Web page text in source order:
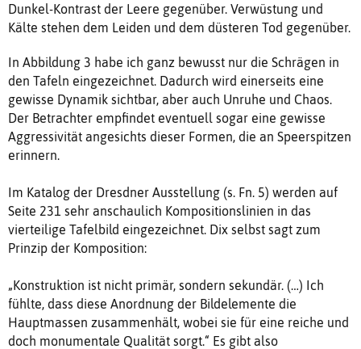
Dunkel-Kontrast der Leere gegenüber. Verwüstung und
Kälte stehen dem Leiden und dem düsteren Tod gegenüber.
In Abbildung 3 habe ich ganz bewusst nur die Schrägen in
den Tafeln eingezeichnet. Dadurch wird einerseits eine
gewisse Dynamik sichtbar, aber auch Unruhe und Chaos.
Der Betrachter empfindet eventuell sogar eine gewisse
Aggressivität angesichts dieser Formen, die an Speerspitzen
erinnern.
Im Katalog der Dresdner Ausstellung (s. Fn. 5) werden auf
Seite 231 sehr anschaulich Kompositionslinien in das
vierteilige Tafelbild eingezeichnet. Dix selbst sagt zum
Prinzip der Komposition:
„Konstruktion ist nicht primär, sondern sekundär. (…) Ich
fühlte, dass diese Anordnung der Bildelemente die
Hauptmassen zusammenhält, wobei sie für eine reiche und
doch monumentale Qualität sorgt.“ Es gibt also